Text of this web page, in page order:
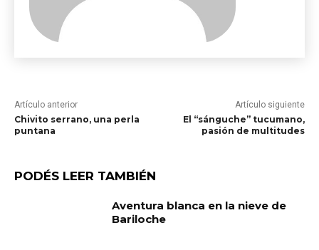
Artículo anterior
Chivito serrano, una perla
puntana
Artículo siguiente
El “sánguche” tucumano,
pasión de multitudes
PODÉS LEER TAMBIÉN
Aventura blanca en la nieve de
Bariloche